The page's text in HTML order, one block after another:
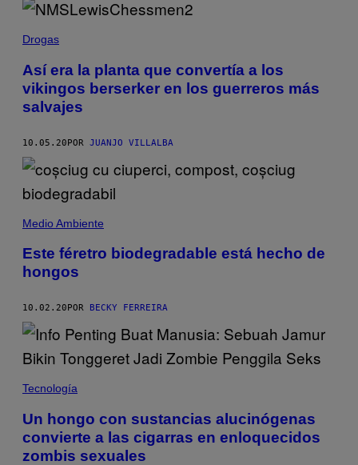
Drogas
Así era la planta que convertía a los
vikingos berserker en los guerreros más
salvajes
10.05.20POR JUANJO VILLALBA
Medio Ambiente
Este féretro biodegradable está hecho de
hongos
10.02.20 POR BECKY FERREIRA
Tecnología
Un hongo con sustancias alucinógenas
convierte a las cigarras en enloquecidos
zombis sexuales